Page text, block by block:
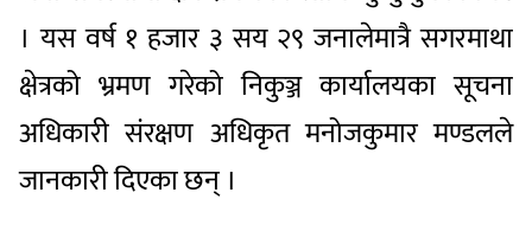
। यस वर्ष १ हजार ३ सय २९ जनालेमात्रै सगरमाथा
क्षेत्रको भ्रमण गरेको निकुञ्ज कार्यालयका सूचना
अधिकारी संरक्षण अधिकृत मनोजकुमार मण्डलले
जानकारी दिएका छन् ।